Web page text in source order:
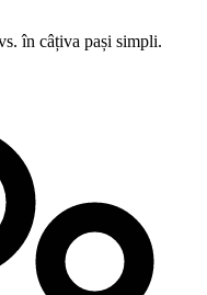
în câțiva pași simpli.